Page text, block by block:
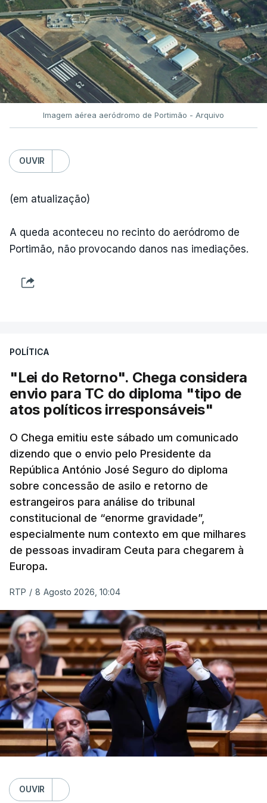
Imagem aérea aeródromo de Portimão - Arquivo
OUVIR
(em atualização)
A queda aconteceu no recinto do aeródromo de
Portimão, não provocando danos nas imediações.
POLÍTICA
"Lei do Retorno". Chega considera
envio para TC do diploma "tipo de
atos políticos irresponsáveis"
O Chega emitiu este sábado um comunicado
dizendo que o envio pelo Presidente da
República António José Seguro do diploma
sobre concessão de asilo e retorno de
estrangeiros para análise do tribunal
constitucional de “enorme gravidade”,
especialmente num contexto em que milhares
de pessoas invadiram Ceuta para chegarem à
Europa.
RTP / 8 Agosto 2026, 10:04
OUVIR